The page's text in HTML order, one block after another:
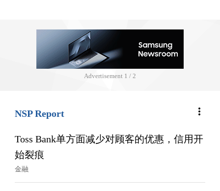
Advertisement 1 / 2
NSP Report more_vert
Toss Bank单方面减少对顾客的优惠，信用开
始裂痕
金融